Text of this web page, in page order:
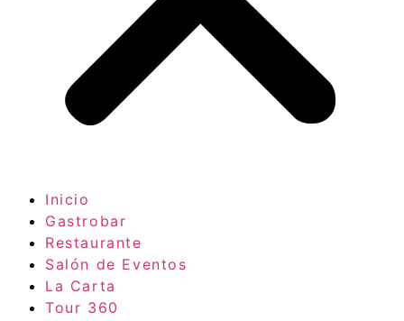
Inicio
Gastrobar
Restaurante
Salón de Eventos
La Carta
Tour 360